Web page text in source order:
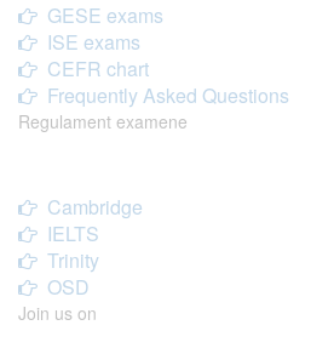
GESE exams
ISE exams
CEFR chart
Frequently Asked Questions
Regulament examene
Cambridge
IELTS
Trinity
OSD
Join us on